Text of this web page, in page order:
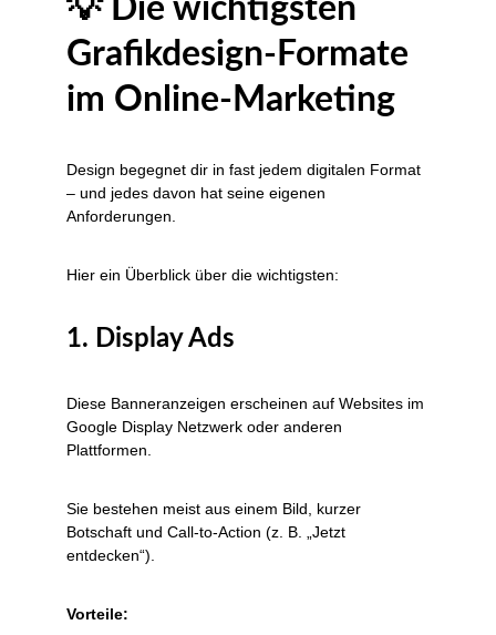
💡 Die wichtigsten
Grafikdesign-Formate
im Online-Marketing
Design begegnet dir in fast jedem digitalen Format
– und jedes davon hat seine eigenen
Anforderungen.
Hier ein Überblick über die wichtigsten:
1. Display Ads
Diese Banneranzeigen erscheinen auf Websites im
Google Display Netzwerk oder anderen
Plattformen.
Sie bestehen meist aus einem Bild, kurzer
Botschaft und Call-to-Action (z. B. „Jetzt
entdecken“).
Vorteile: